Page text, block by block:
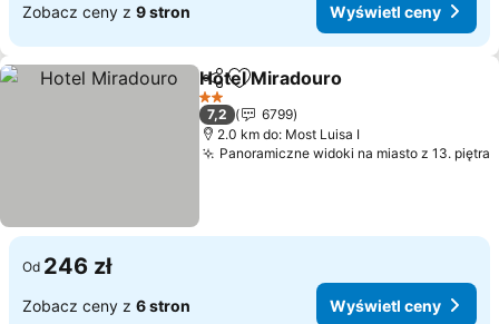
Zobacz ceny z 9 stron Wyświetl ceny
Udostępnij
Dodaj do ulubionych
Hotel Miradouro
2 Kategoria
7,2
6799
2.0 km do: Most Luisa I
Panoramiczne widoki na miasto z 13. piętra
Od 246 zł
Zobacz ceny z 6 stron Wyświetl ceny